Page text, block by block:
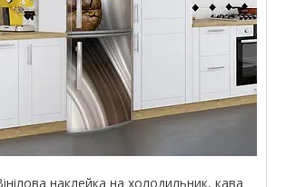
наклейка на холодильник, кава